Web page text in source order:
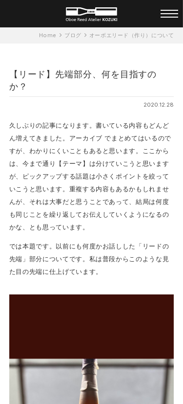
オーダーメイド オーボエリー
Home ブログ オーボエリード（作り）について
【リード】先端部分、何を目指すの
か？
2020.12.28
久しぶりの記事になります。書いている内容もどんど
ん増えてきました。アーカイブ でまとめてはいるので
すが、わかりにくいこともあると思います。ここから
は、今まで通り【テーマ】は分けていこうと思います
が、ピックアップする話題は小さくポイントを絞って
いこうと思います。重複する内容もあるかもしれませ
んが、それは大事だと思うことであって、結局は何度
も同じことを繰り返してお伝えしていくようになるの
かな、とも思っています。
では本題です。以前にも何度かお話しした「リードの
先端」部分についてです。私は普段からこのような見
た目の先端に仕上げています。